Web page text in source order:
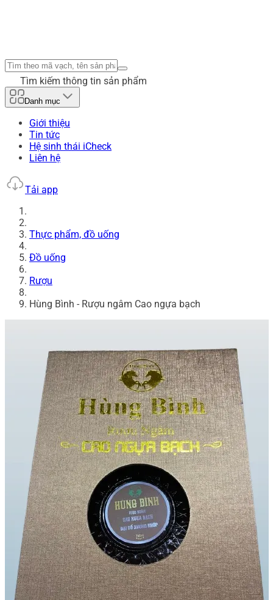
Tìm kiếm thông tin sản phẩm
Danh mục
Giới thiệu
Tin tức
Hệ sinh thái iCheck
Liên hệ
Tải app
Thực phẩm, đồ uống
Đồ uống
Rượu
Hùng Bình - Rượu ngâm Cao ngựa bạch